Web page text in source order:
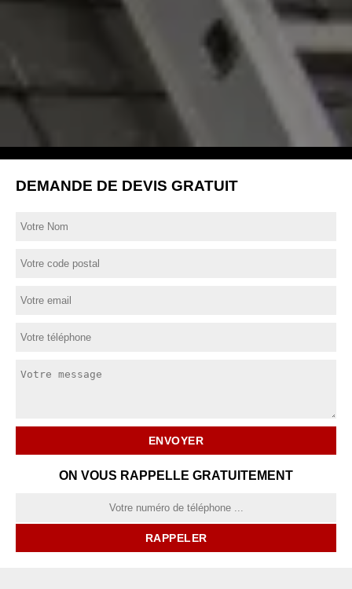
DEMANDE DE DEVIS GRATUIT
ON VOUS RAPPELLE GRATUITEMENT